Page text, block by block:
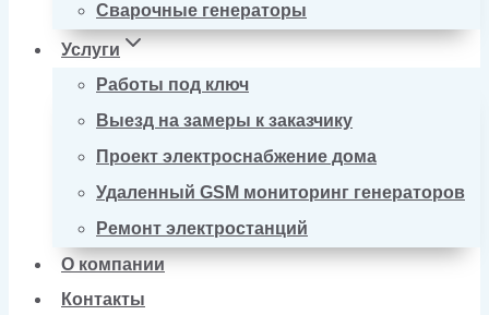
Сварочные генераторы
Услуги
Работы под ключ
Выезд на замеры к заказчику
Проект электроснабжение дома
Удаленный GSM мониторинг генераторов
Ремонт электростанций
О компании
Контакты